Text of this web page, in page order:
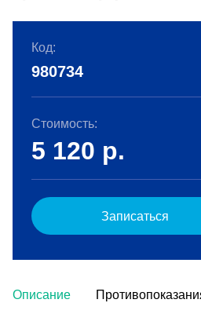
Описание
Код:
980734
Стоимость:
5 120 р.
Записаться